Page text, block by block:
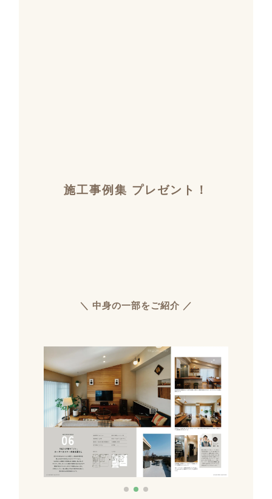
施工事例集 プレゼント！
＼ 中身の一部をご紹介 ／